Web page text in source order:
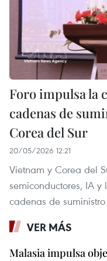
Foro impulsa la
cadenas de
Corea del Sur
20/05/2026 12:21
Vietnam y Corea del
semiconductores, IA
cadenas de
VER MÁS
Malasia impulsa